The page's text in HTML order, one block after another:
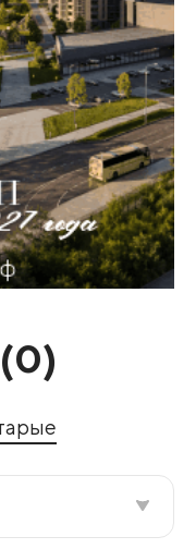
0)